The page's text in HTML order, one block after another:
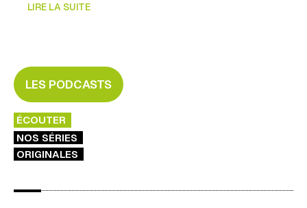
LIRE LA SUITE
LES PODCASTS
ÉCOUTER
NOS SÉRIES
ORIGINALES